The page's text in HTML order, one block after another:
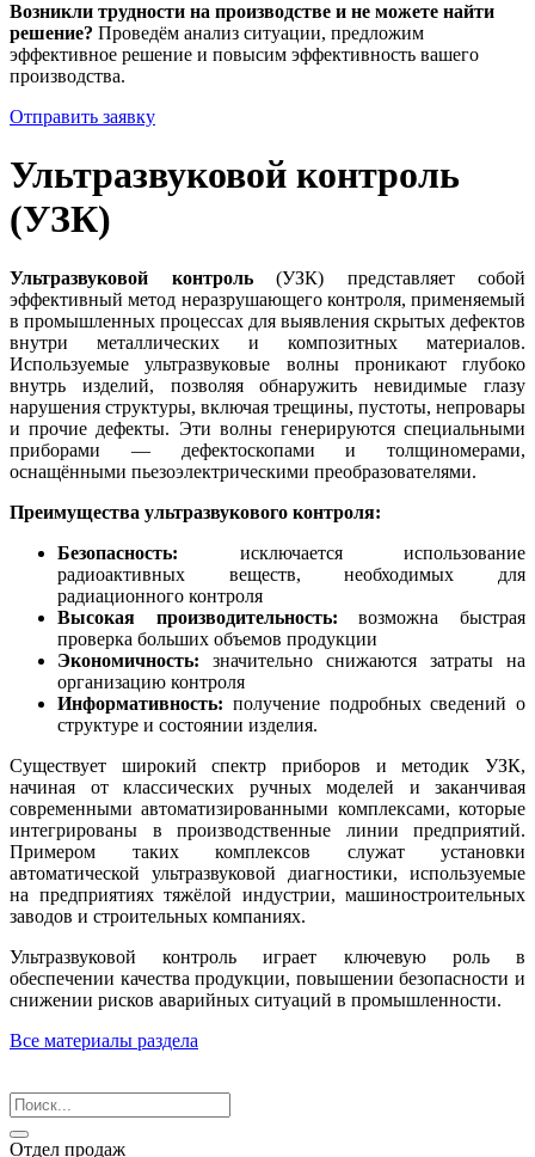
Возникли трудности на производстве и не можете найти
решение? Проведём анализ ситуации, предложим
эффективное решение и повысим эффективность вашего
производства.
Отправить заявку
Ультразвуковой контроль
(УЗК)
Ультразвуковой контроль(УЗК) представляет собой
эффективный метод неразрушающего контроля, применяемый
в промышленных процессах для выявления скрытых дефектов
внутри металлических и композитных материалов.
Используемые ультразвуковые волны проникают глубоко
внутрь изделий, позволяя обнаружить невидимые глазу
нарушения структуры, включая трещины, пустоты, непровары
и прочие дефекты. Эти волны генерируются специальными
приборами — дефектоскопами и толщиномерами,
оснащёнными пьезоэлектрическими преобразователями.
Преимущества ультразвукового контроля:
Безопасность: исключается использование
радиоактивных веществ, необходимых для
радиационного контроля
Высокая производительность: возможна быстрая
проверка больших объемов продукции
Экономичность: значительно снижаются затраты на
организацию контроля
Информативность: получение подробных сведений о
структуре и состоянии изделия.
Существует широкий спектр приборов и методик УЗК,
начиная от классических ручных моделей и заканчивая
современными автоматизированными комплексами, которые
интегрированы в производственные линии предприятий.
Примером таких комплексов служат установки
автоматической ультразвуковой диагностики, используемые
на предприятиях тяжёлой индустрии, машиностроительных
заводов и строительных компаниях.
Ультразвуковой контроль играет ключевую роль в
обеспечении качества продукции, повышении безопасности и
снижении рисков аварийных ситуаций в промышленности.
Все материалы раздела
Отдел продаж